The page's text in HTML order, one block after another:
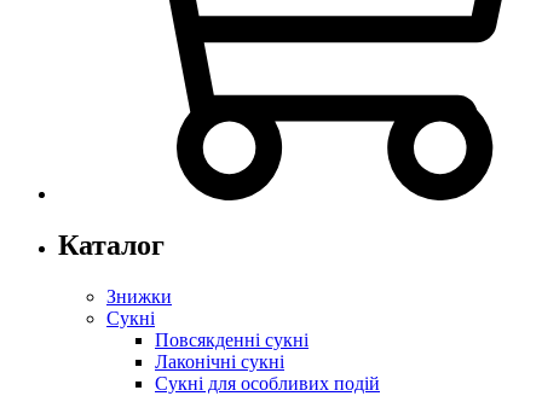
Каталог
Знижки
Сукні
Повсякденні сукні
Лаконічні сукні
Сукні для особливих подій